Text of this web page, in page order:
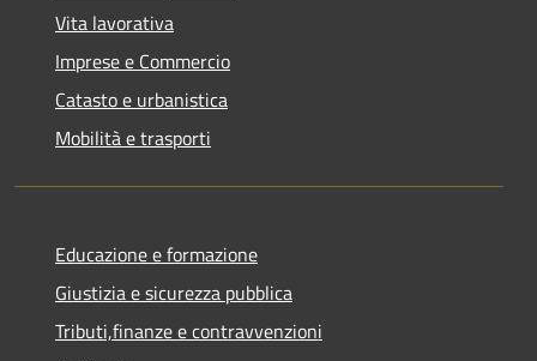
Vita lavorativa
Imprese e Commercio
Catasto e urbanistica
Mobilità e trasporti
Educazione e formazione
Giustizia e sicurezza pubblica
Tributi,finanze e contravvenzioni